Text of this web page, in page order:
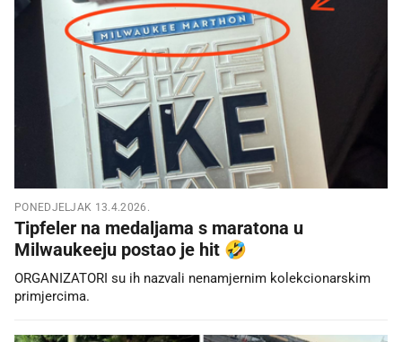
PONEDJELJAK 13.4.2026.
Tipfeler na medaljama s maratona u
Milwaukeeju postao je hit 🤣
ORGANIZATORI su ih nazvali nenamjernim kolekcionarskim
primjercima.